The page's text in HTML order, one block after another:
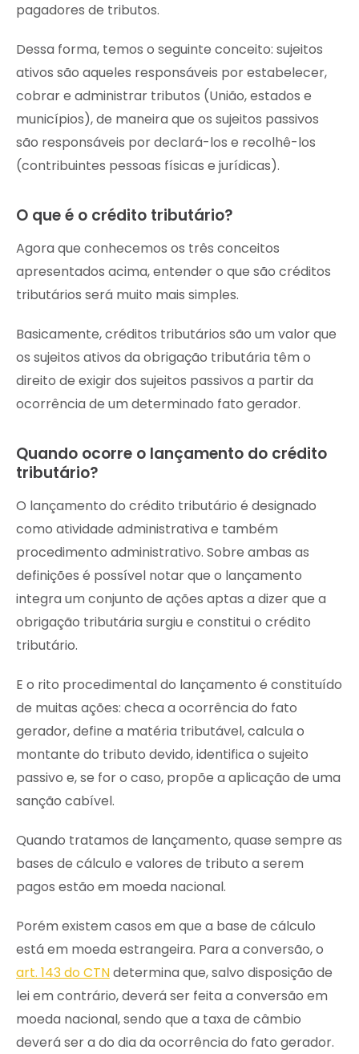
pagadores de tributos.
Dessa forma, temos o seguinte conceito: sujeitos
ativos são aqueles responsáveis por estabelecer,
cobrar e administrar tributos (União, estados e
municípios), de maneira que os sujeitos passivos
são responsáveis por declará-los e recolhê-los
(contribuintes pessoas físicas e jurídicas).
O que é o crédito tributário?
Agora que conhecemos os três conceitos
apresentados acima, entender o que são créditos
tributários será muito mais simples.
Basicamente, créditos tributários são um valor que
os sujeitos ativos da obrigação tributária têm o
direito de exigir dos sujeitos passivos a partir da
ocorrência de um determinado fato gerador.
Quando ocorre o lançamento do crédito
tributário?
O lançamento do crédito tributário é designado
como atividade administrativa e também
procedimento administrativo. Sobre ambas as
definições é possível notar que o lançamento
integra um conjunto de ações aptas a dizer que a
obrigação tributária surgiu e constitui o crédito
tributário.
E o rito procedimental do lançamento é constituído
de muitas ações: checa a ocorrência do fato
gerador, define a matéria tributável, calcula o
montante do tributo devido, identifica o sujeito
passivo e, se for o caso, propõe a aplicação de uma
sanção cabível.
Quando tratamos de lançamento, quase sempre as
bases de cálculo e valores de tributo a serem
pagos estão em moeda nacional.
Porém existem casos em que a base de cálculo
está em moeda estrangeira. Para a conversão, o
art. 143 do CTNdetermina que, salvo disposição de
lei em contrário, deverá ser feita a conversão em
moeda nacional, sendo que a taxa de câmbio
deverá ser a do dia da ocorrência do fato gerador.